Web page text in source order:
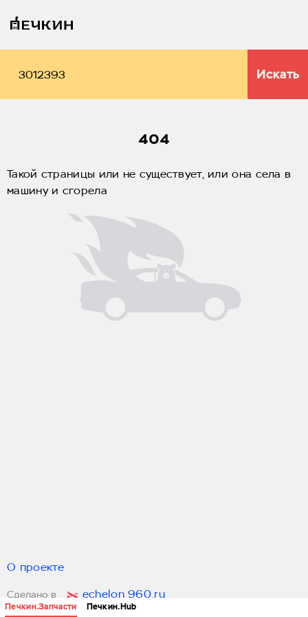
Печкин.Запчасти Печкин.Hub
Искать
404
Такой страницы или не существует, или она села в
машину и сгорела
О проекте
Сделано в echelon 960.ru